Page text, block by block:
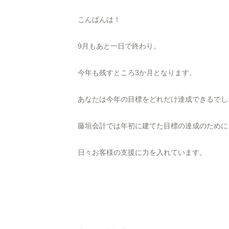
こんばんは！
9月もあと一日で終わり。
今年も残すところ3か月となります。
あなたは今年の目標をどれだけ達成できるで
藤垣会計では年初に建てた目標の達成のために
日々お客様の支援に力を入れています。